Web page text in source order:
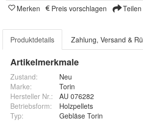
Merken Preis vorschlagen Teilen
Produktdetails Zahlung, Versand &
Artikelmerkmale
Zustand:
Neu
Marke:
Torin
Hersteller Nr.:
AU 076282
Betriebsform:
Holzpellets
Typ: Gebläse Torin